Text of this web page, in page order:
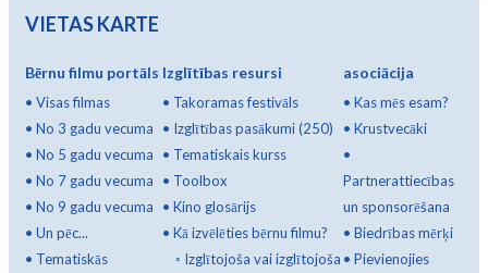
VIETAS KARTE
Bērnu filmu portāls
• Visas filmas
• No 3 gadu vecuma
• No 5 gadu vecuma
• No 7 gadu vecuma
• No 9 gadu vecuma
• Un pēc...
• Tematiskās
Izglītības resursi
• Takoramas festivāls
• Izglītības pasākumi (250)
• Tematiskais kurss
• Toolbox
• Kino glosārijs
• Kā izvēlēties bērnu filmu?
◦ Izglītojoša vai izglītojoša
asociācija
•Kas mēs esam?
•Krustvecāki
•
Partnerattiecības
un sponsorēšana
•Biedrības mērķi
•Pievienojies